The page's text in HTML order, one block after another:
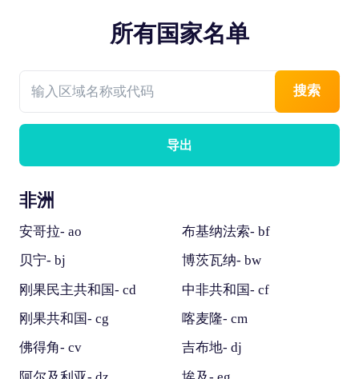
所有国家名单
搜索
导出
非洲
安哥拉- ao
布基纳法索- bf
贝宁- bj
博茨瓦纳- bw
刚果民主共和国- cd
中非共和国- cf
刚果共和国- cg
喀麦隆- cm
佛得角- cv
吉布地- dj